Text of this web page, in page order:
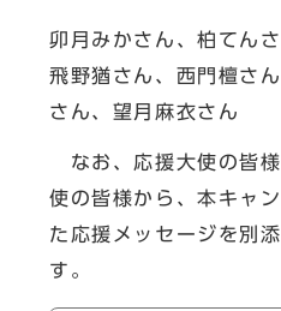
卯月みかさん、柏てん
飛野猶さん、西門檀さ
さん、望月麻衣さん
なお、応援大使の皆
使の皆様から、本キャ
た応援メッセージを別
す。